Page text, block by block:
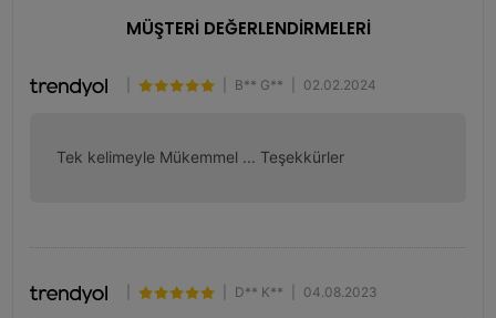
MÜŞTERİ DEĞERLENDİRMELERİ
B** G** 02.02.2024
Tek kelimeyle Mükemmel ... Teşekkürler
D** K** 04.08.2023